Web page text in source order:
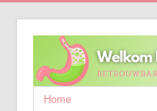
Home